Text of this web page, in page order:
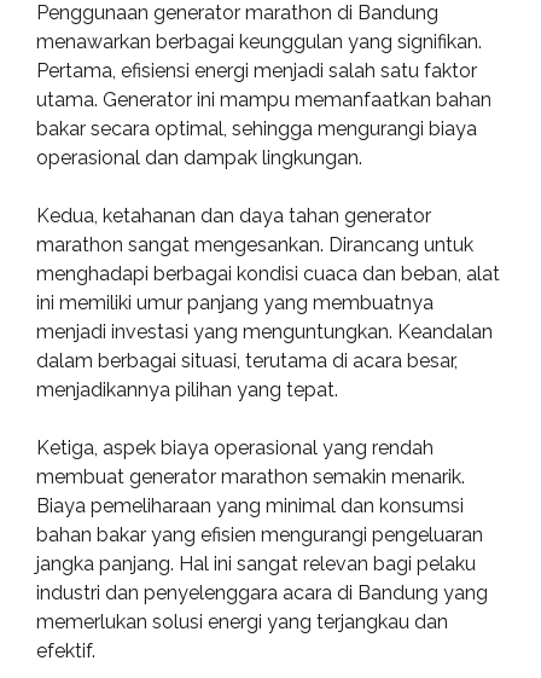
Penggunaan generator marathon di Bandung
menawarkan berbagai keunggulan yang signifikan.
Pertama, efisiensi energi menjadi salah satu faktor
utama. Generator ini mampu memanfaatkan bahan
bakar secara optimal, sehingga mengurangi biaya
operasional dan dampak lingkungan.
Kedua, ketahanan dan daya tahan generator
marathon sangat mengesankan. Dirancang untuk
menghadapi berbagai kondisi cuaca dan beban, alat
ini memiliki umur panjang yang membuatnya
menjadi investasi yang menguntungkan. Keandalan
dalam berbagai situasi, terutama di acara besar,
menjadikannya pilihan yang tepat.
Ketiga, aspek biaya operasional yang rendah
membuat generator marathon semakin menarik.
Biaya pemeliharaan yang minimal dan konsumsi
bahan bakar yang efisien mengurangi pengeluaran
jangka panjang. Hal ini sangat relevan bagi pelaku
industri dan penyelenggara acara di Bandung yang
memerlukan solusi energi yang terjangkau dan
efektif.